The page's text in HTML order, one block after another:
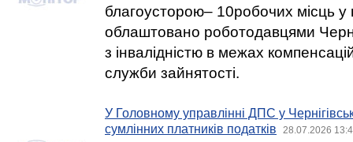
благоусторою– 10робочих місць у
облаштовано роботодавцями
з інвалідністю в межах
служби зайнятості.
У Головному управлінні ДПС у
сумлінних платників податків
28.07.2026